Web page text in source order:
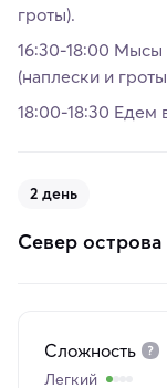
гроты).
16:30-18:00 Мысы
(наплески и
18:00-18:30 Едем
2 день
Север
Сложность
Легкий